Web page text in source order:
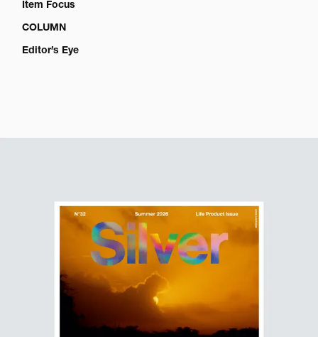
Item Focus
COLUMN
Editor’s Eye